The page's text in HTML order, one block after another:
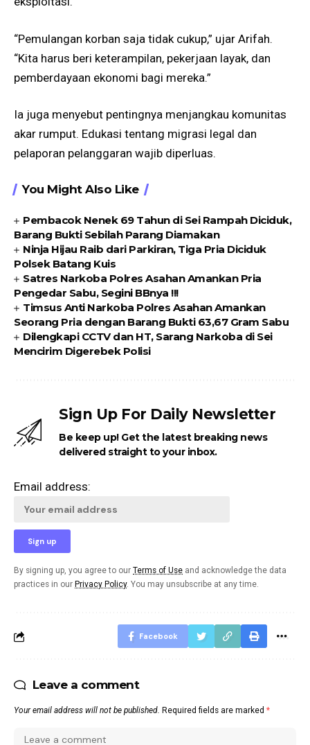
“Pemulangan korban saja tidak cukup,” ujar Arifah.
“Kita harus beri keterampilan, pekerjaan layak, dan
pemberdayaan ekonomi bagi mereka.”
Ia juga menyebut pentingnya menjangkau komunitas
akar rumput. Edukasi tentang migrasi legal dan
pelaporan pelanggaran wajib diperluas.
You Might Also Like
Pembacok Nenek 69 Tahun di Sei Rampah Diciduk,
Barang Bukti Sebilah Parang Diamakan
Ninja Hijau Raib dari Parkiran, Tiga Pria Diciduk
Polsek Batang Kuis
Satres Narkoba Polres Asahan Amankan Pria
Pengedar Sabu, Segini BBnya !!!
Timsus Anti Narkoba Polres Asahan Amankan
Seorang Pria dengan Barang Bukti 63,67 Gram Sabu
Dilengkapi CCTV dan HT, Sarang Narkoba di Sei
Mencirim Digerebek Polisi
Sign Up For Daily Newsletter
Be keep up! Get the latest breaking news
delivered straight to your inbox.
Email address:
By signing up, you agree to our Terms of Use and acknowledge the data
practices in our Privacy Policy. You may unsubscribe at any time.
Facebook
Leave a comment
Your email address will not be published. Required fields are marked *